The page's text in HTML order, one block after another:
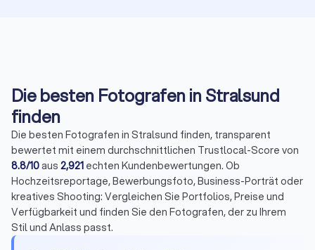
Die besten Fotografen in Stralsund
finden
Die besten Fotografen in Stralsund finden, transparent
bewertet mit einem durchschnittlichen Trustlocal-Score von
8.8/10aus 2,921 echten Kundenbewertungen. Ob
Hochzeitsreportage, Bewerbungsfoto, Business-Porträt oder
kreatives Shooting: Vergleichen Sie Portfolios, Preise und
Verfügbarkeit und finden Sie den Fotografen, der zu Ihrem
Stil und Anlass passt.